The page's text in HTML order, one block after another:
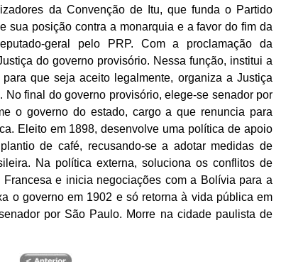
da Convenção de Itu, que funda o Partido
sua posição contra a monarquia e a favor do fim da
geral pelo PRP. Com a proclamação da
do governo provisório. Nessa função, institui a
que seja aceito legalmente, organiza a Justiça
No final do governo provisório, elege-se senador por
o governo do estado, cargo a que renuncia para
Eleito em 1898, desenvolve uma política de apoio
de café, recusando-se a adotar medidas de
Na política externa, soluciona os conflitos de
e inicia negociações com a Bolívia para a
o governo em 1902 e só retorna à vida pública em
por São Paulo. Morre na cidade paulista de